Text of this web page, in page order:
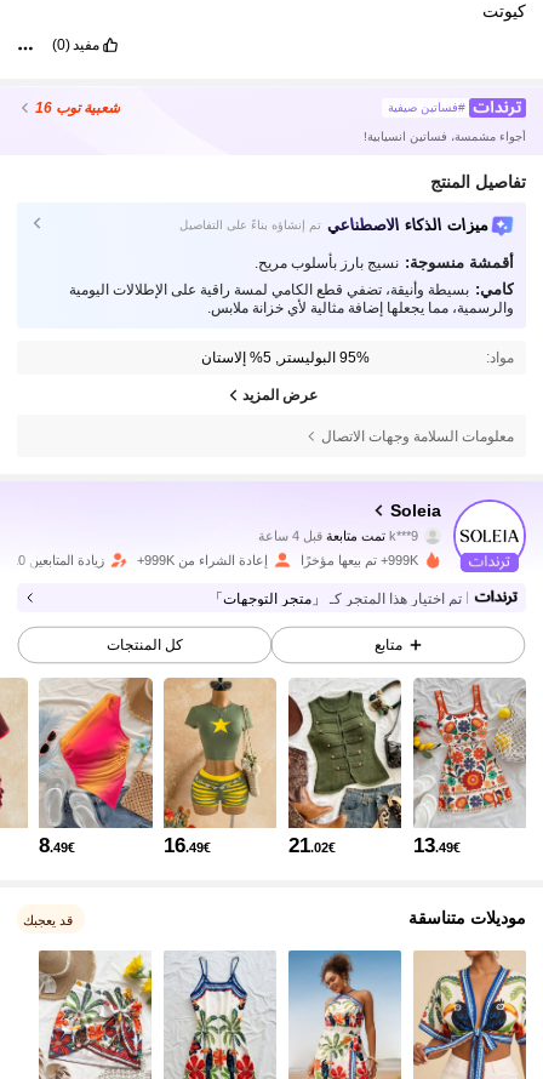
كيوتت
مفيد(0)
#فساتين صيفية شعبيةتوب 16
أجواء مشمسة، فساتين انسيابية!
تفاصيل المنتج
ميزات الذكاء الاصطناعي تم إنشاؤه بناءً على التفاصيل
أقمشة منسوجة: نسيج بارز بأسلوب مريح.
كامي: بسيطة وأنيقة، تضفي قطع الكامي لمسة راقية على الإطلالات اليومية
والرسمية، مما يجعلها إضافة مثالية لأي خزانة ملابس.
مواد: 95% البوليستر, 5% إلاستان
عرض المزيد
معلومات السلامة وجهات الاتصال
Soleia
N***y تتصفح
4.82
2.4M متابعون
4.82 2.4M متابعون
4.82 2.4M متابعون
4.82 2.4M متابعون
4.82 2.4M متابعون
999K+ تم بيعها مؤخرًا إعادة الشراء من 999K+ زيادة المتابعين 10%
تم اختيار هذا المتجر كـ 「متجر التوجهات」
متابع كل المنتجات
13.49€
21.02€
16.49€
8.49€
موديلات متناسقة قد يعجبك